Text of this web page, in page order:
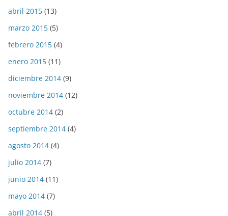
abril 2015 (13)
marzo 2015 (5)
febrero 2015 (4)
enero 2015 (11)
diciembre 2014 (9)
noviembre 2014 (12)
octubre 2014 (2)
septiembre 2014 (4)
agosto 2014 (4)
julio 2014 (7)
junio 2014 (11)
mayo 2014 (7)
abril 2014 (5)